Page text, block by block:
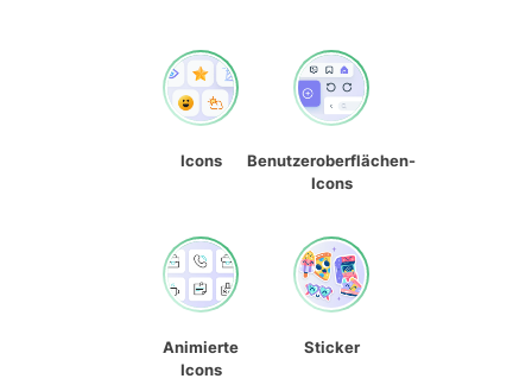
Icons
Benutzeroberflächen-
Icons
Animierte
Icons
Sticker